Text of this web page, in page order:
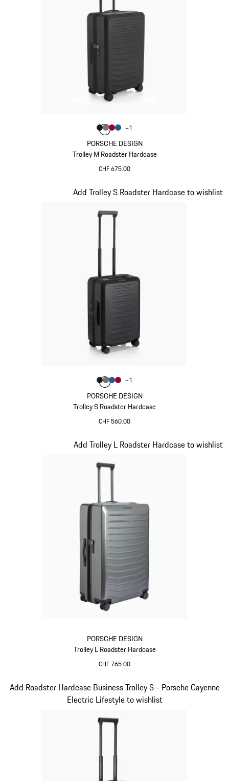
PORSCHE DESIGN
Trolley M Roadster Hardcase
CHF 675.00
Colore
ColoreNero Opaco
Colore Grigio Nardo
Colore
Colore
+1
PORSCHE DESIGN
Trolley S Roadster Hardcase
CHF 560.00
Add Trolley S Roadster Hardcase to wishlist
Colore
ColoreNero Opaco
Colore Grigio Nardo
Colore
Colore
+1
PORSCHE DESIGN
Trolley L Roadster Hardcase
CHF 765.00
Add Trolley L Roadster Hardcase to wishlist
Add Roadster Hardcase Business Trolley S - Porsche Cayenne
Electric Lifestyle to wishlist
Diapositiva 6 di 20